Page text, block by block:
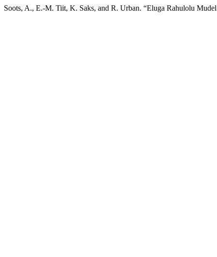
Soots, A., E.-M. Tiit, K. Saks, and R. Urban. “Eluga Rahulolu